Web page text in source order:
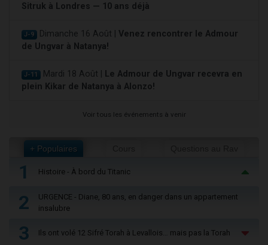
Sitruk à Londres — 10 ans déjà
J-9 Dimanche 16 Août | Venez rencontrer le Admour
de Ungvar à Natanya!
J-11 Mardi 18 Août |
Le Admour de Ungvar recevra en
plein Kikar de Natanya à Alonzo!
Voir tous les événements à venir
+ Populaires
1 Histoire - À bord du Titanic
2
URGENCE - Diane, 80 ans, en danger dans un appartement
insalubre
3 Ils ont volé 12 Sifré Torah à Levallois… mais pas la Torah